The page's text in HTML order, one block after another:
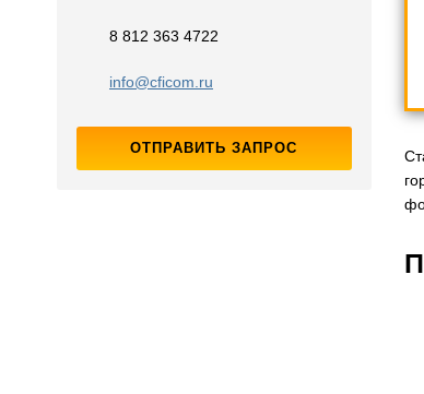
8 812 363 4722
info@cficom.ru
ОТПРАВИТЬ ЗАПРОС